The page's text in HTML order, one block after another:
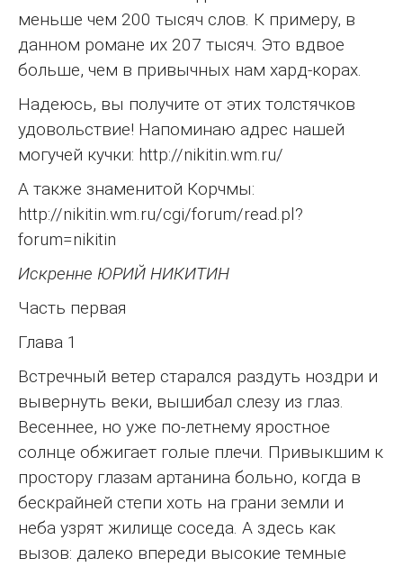
меньше чем 200 тысяч слов. К примеру, в
данном романе их 207 тысяч. Это вдвое
больше, чем в привычных нам хард-корах.
Надеюсь, вы получите от этих толстячков
удовольствие! Напоминаю адрес нашей
могучей кучки: http://nikitin.wm.ru/
А также знаменитой Корчмы:
http://nikitin.wm.ru/cgi/forum/read.pl?
forum=nikitin
Искренне ЮРИЙ НИКИТИН
Часть первая
Глава 1
Встречный ветер старался раздуть ноздри и
вывернуть веки, вышибал слезу из глаз.
Весеннее, но уже по-летнему яростное
солнце обжигает голые плечи. Привыкшим к
простору глазам артанина больно, когда в
бескрайней степи хоть на грани земли и
неба узрят жилище соседа. А здесь как
вызов: далеко впереди высокие темные